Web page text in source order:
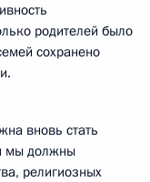
родителей было
сохранено
вновь стать
мы должны
религиозных